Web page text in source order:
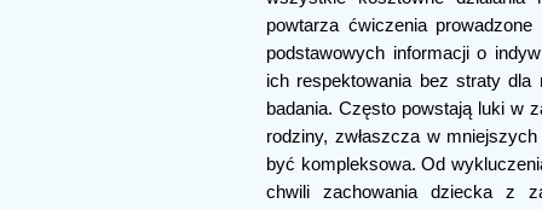
powtarza ćwiczenia
podstawowych informacji o
ich respektowania bez straty
badania. Często powstają luki w
rodziny, zwłaszcza w
być kompleksowa. Od
chwili zachowania dziecka z